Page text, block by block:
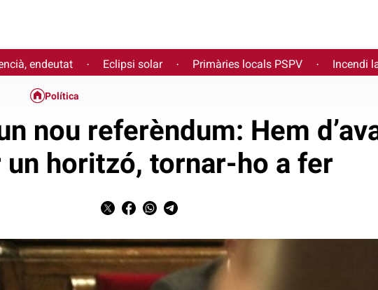
endeutat · Eclipsi solar · Primàries locals PSPV · Incendi
Política
nou referèndum: Hem
un horitzó, tornar-ho a fer